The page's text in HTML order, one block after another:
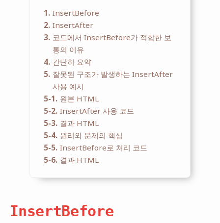
1 InsertBefore
2 InsertAfter
3 코드에서 InsertBefore가 적합한 보
통의 이유
4 간단히 요약
5 잘못된 구조가 발생하는 InsertAfter
사용 예시
5-1 원본 HTML
5-2 InsertAfter 사용 코드
5-3 결과 HTML
5-4 원리와 문제의 핵심
5-5 InsertBefore로 처리 코드
5-6 결과 HTML
InsertBefore